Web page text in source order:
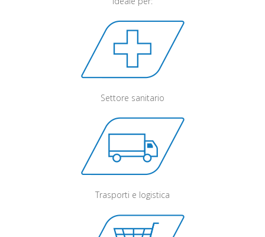
Settore sanitario
Trasporti e logistica